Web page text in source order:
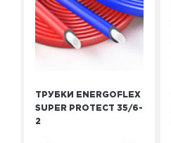
ТРУБКИ ENERGOFLEX
SUPER PROTECT 35/6-
2